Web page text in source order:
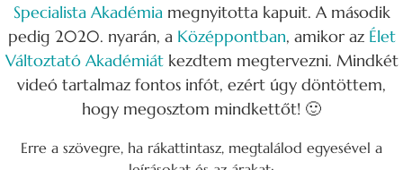
Specialista Akadémia megnyitotta kapuit. A második
pedig 2020. nyarán, a Középpontban, amikor az Élet
Változtató Akadémiátkezdtem megtervezni. Mindkét
videó tartalmaz fontos infót, ezért úgy döntöttem,
hogy megosztom mindkettőt! 🙂
Erre a szövegre, ha rákattintasz, megtalálod egyesével a